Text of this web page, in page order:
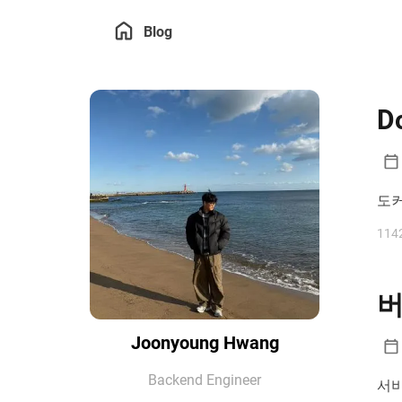
Blog
Joonyoung Hwang
Backend Engineer
도
서